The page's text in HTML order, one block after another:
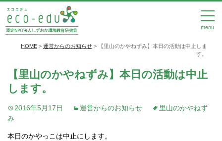
menu
HOME > 運営からのお知らせ >
【里山のかやねずみ】本日の活動は中止しま
す。
【里山のかやねずみ】本日の活動は中止
します。
2016年5月17日 運営からのお知らせ
里山のかやねず
み
本日のかやっこは中止にします。